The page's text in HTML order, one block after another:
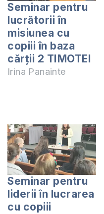
Seminar pentru
lucrătorii în
misiunea cu
copiii în baza
cărții 2 TIMOTEI
Irina Panainte
Seminar pentru
liderii în lucrarea
cu copiii